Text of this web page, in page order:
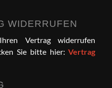
WIDERRUFEN
Vertrag widerrufen
Sie bitte hier:Vertrag